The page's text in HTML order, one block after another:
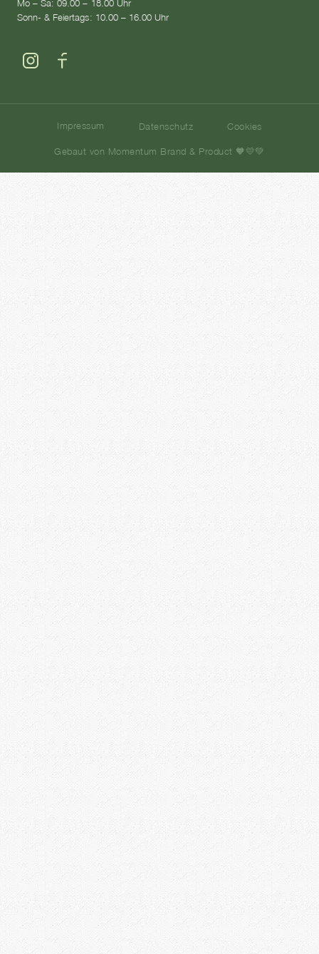
Mo – Sa: 09.00 – 18.00 Uhr
Sonn- & Feiertags: 10.00 – 16.00 Uhr
Impressum Datenschutz Cookies
Gebaut von Momentum Brand & Product 🧡💛💚